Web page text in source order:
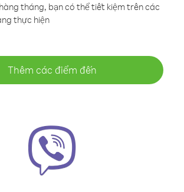
tháng, bạn có thể tiết kiệm trên các
thực hiện
Thêm các điểm đến